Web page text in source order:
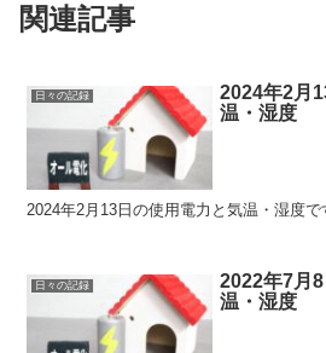
関連記事
日々の記録
2024年2月
温・湿度
2024年2月13日の使用電力と気温・湿度で
日々の記録
2022年7月
温・湿度